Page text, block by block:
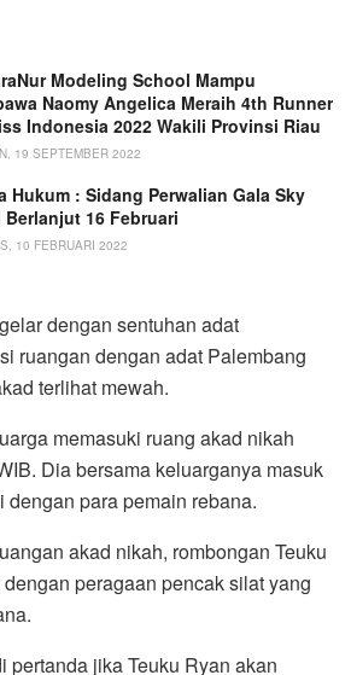
Modeling School Mampu
Naomy Angelica Meraih 4th Runner
Indonesia 2022 Wakili Provinsi Riau
19 SEPTEMBER 2022
Hukum : Sidang Perwalian Gala Sky
Berlanjut 16 Februari
10 FEBRUARI 2022
dengan sentuhan adat
ruangan dengan adat Palembang
terlihat mewah.
memasuki ruang akad nikah
Dia bersama keluarganya masuk
dengan para pemain rebana.
akad nikah, rombongan Teuku
peragaan pencak silat yang
pertanda jika Teuku Ryan akan